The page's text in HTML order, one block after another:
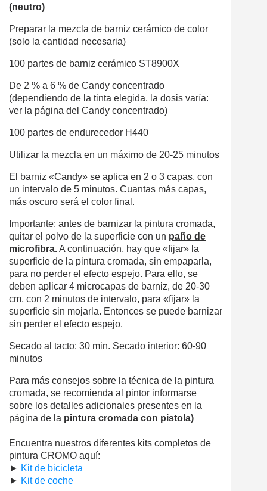
(neutro)
Preparar la mezcla de barniz cerámico de color
(solo la cantidad necesaria)
100 partes de barniz cerámico ST8900X
De 2 % a 6 % de Candy concentrado
(dependiendo de la tinta elegida, la dosis varía:
ver la página del Candy concentrado)
100 partes de endurecedor H440
Utilizar la mezcla en un máximo de 20-25 minutos
El barniz «Candy» se aplica en 2 o 3 capas, con
un intervalo de 5 minutos. Cuantas más capas,
más oscuro será el color final.
Importante: antes de barnizar la pintura cromada,
quitar el polvo de la superficie con un paño de
microfibra.A continuación, hay que «fijar» la
superficie de la pintura cromada, sin empaparla,
para no perder el efecto espejo. Para ello, se
deben aplicar 4 microcapas de barniz, de 20-30
cm, con 2 minutos de intervalo, para «fijar» la
superficie sin mojarla. Entonces se puede barnizar
sin perder el efecto espejo.
Secado al tacto: 30 min. Secado interior: 60-90
minutos
Para más consejos sobre la técnica de la pintura
cromada, se recomienda al pintor informarse
sobre los detalles adicionales presentes en la
página de la pintura cromada con pistola)
Encuentra nuestros diferentes kits completos de
pintura CROMO aquí:
► Kit de bicicleta
► Kit de coche